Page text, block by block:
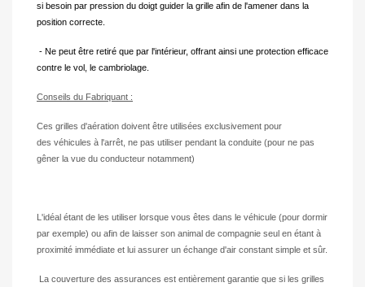
si besoin par pression du doigt guider la grille afin de l'amener dans la
position correcte.
- Ne peut être retiré que par l'intérieur, offrant ainsi une protection efficace
contre le vol, le cambriolage.
Conseils du Fabriquant :
Ces grilles d'aération doivent être utilisées exclusivement pour
des véhicules à l'arrêt , ne pas utiliser pendant la conduite (pour ne pas
gêner la vue du conducteur notamment)
L'idéal étant de les utiliser lorsque vous êtes dans le véhicule (pour dormir
par exemple) ou afin de laisser son animal de compagnie seul en étant à
proximité immédiate et lui assurer un échange d'air constant simple et sûr.
La couverture des assurances est entièrement garantie que si les grilles